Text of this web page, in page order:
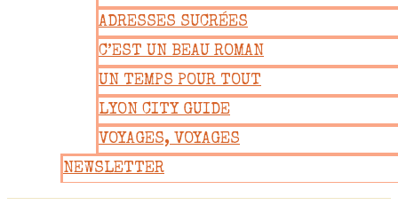
ADRESSES SUCRÉES
C’EST UN BEAU ROMAN
UN TEMPS POUR TOUT
LYON CITY GUIDE
VOYAGES, VOYAGES
NEWSLETTER